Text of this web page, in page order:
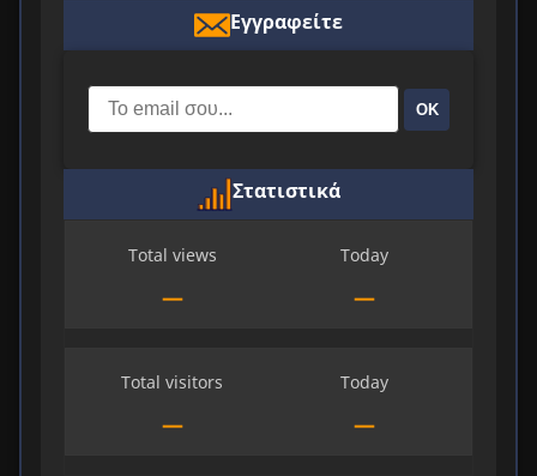
Εγγραφείτε
ΟΚ
Στατιστικά
Total views
—
Today
—
Total visitors
—
Today
—